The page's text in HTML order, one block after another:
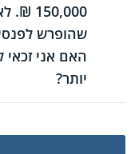
האם אני
יותר?